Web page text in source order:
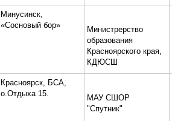
Минусинск,
«Сосновый бор»
Министрерство
образования
Красноярского края,
КДЮСШ
Красноярск, БСА,
о.Отдыха 15.
МАУ СШОР
"Спутник"